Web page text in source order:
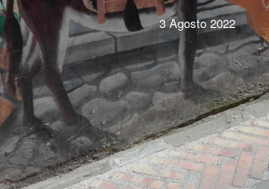
3 Agosto 2022